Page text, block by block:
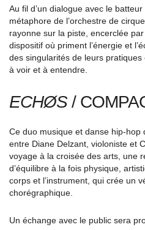
Au fil d’un dialogue avec le
métaphore de l’orchestre de
rayonne sur la piste, encerclée
dispositif où priment l’énergie et
des singularités de leurs
à voir et à entendre.
ECHØS/
Ce duo musique et danse hip-
entre Diane Delzant, violoniste et
voyage à la croisée des arts, une
d’équilibre à la fois physique,
corps et l’instrument, qui crée un
chorégraphique.
Un échange avec le public sera